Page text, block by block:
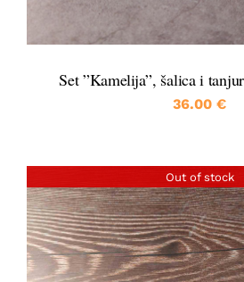
Set ”Kamelija”, šalica i
36.00 €
Out of stock